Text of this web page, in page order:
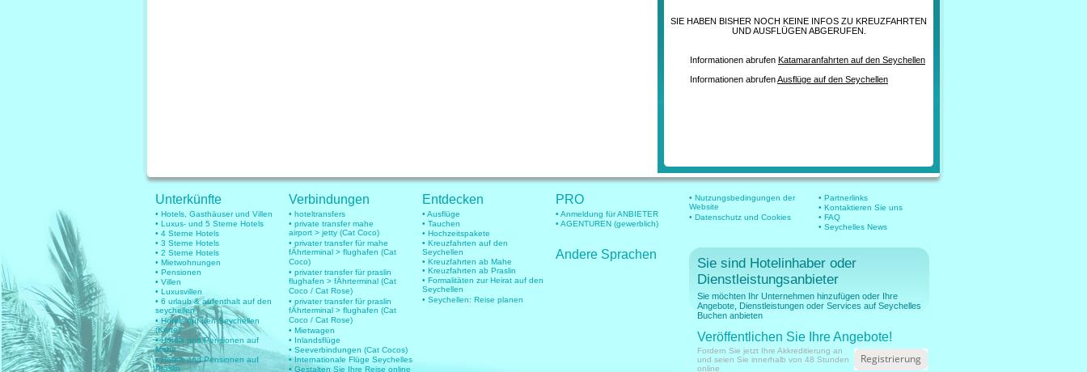
SIE HABEN BISHER NOCH KEINE INFOS ZU KREUZFAHRTEN
UND AUSFLÜGEN ABGERUFEN.
Informationen abrufen Katamaranfahrten auf den Seychellen
Informationen abrufenAusflüge auf den Seychellen
Unterkünfte
• Hotels, Gasthäuser und Villen
• Luxus- und 5 Sterne Hotels
• 4 Sterne Hotels
• 3 Sterne Hotels
• 2 Sterne Hotels
• Mietwohnungen
• Pensionen
• Villen
• Luxusvillen
• 6 urlaub & aufenthalt auf den
seychellen
• Hotels auf den Seychellen
(Karte)
• Hotels und Pensionen auf
Mahe
• Hotels und Pensionen auf
Praslin
Verbindungen
• hoteltransfers
• private transfer mahe
airport > jetty (Cat Coco)
• privater transfer für mahe
fÄhrterminal > flughafen (Cat
Coco)
• privater transfer für praslin
flughafen > fÄhrterminal (Cat
Coco / Cat Rose)
• privater transfer für praslin
fÄhrterminal > flughafen (Cat
Coco / Cat Rose)
• Mietwagen
• Inlandsflüge
• Seeverbindungen (Cat Cocos)
• Internationale Flüge Seychelles
• Gestalten Sie Ihre Reise online
Entdecken
• Ausflüge
• Tauchen
• Hochzeitspakete
• Kreuzfahrten auf den
Seychellen
• Kreuzfahrten ab Mahe
• Kreuzfahrten ab Praslin
• Formalitäten zur Heirat auf den
Seychellen
• Seychellen: Reise planen
PRO
• Anmeldung für ANBIETER
• AGENTUREN (gewerblich)
Andere Sprachen
• Nutzungsbedingungen der
Website
• Datenschutz und Cookies
• Partnerlinks
• Kontaktieren Sie uns
• FAQ
• Seychelles News
Sie sind Hotelinhaber oder
Dienstleistungsanbieter
Sie möchten Ihr Unternehmen hinzufügen oder Ihre
Angebote, Dienstleistungen oder Services auf Seychelles
Buchen anbieten
Veröffentlichen Sie Ihre Angebote!
Fordern Sie jetzt Ihre Akkreditierung an
und seien Sie innerhalb von 48 Stunden
online
Registrierung